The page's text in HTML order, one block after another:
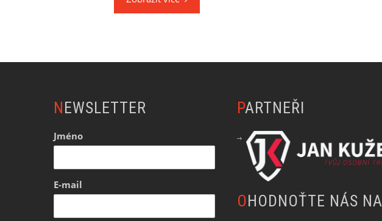
NEWSLETTER
Jméno
E-mail
PARTNEŘI
OHODNOŤTE NÁS NA